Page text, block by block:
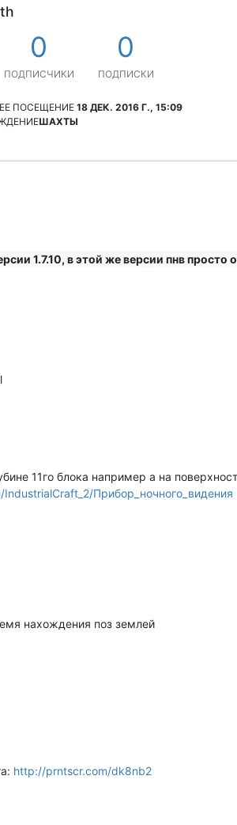
0
ПОДПИСЧИКИ
0
ПОДПИСКИ
ПОСЕЩЕНИЕ 18 ДЕК. 2016 Г., 15:09
ШАХТЫ
1.7.10, в этой же версии пнв просто
11го блока например а на
Прибор_ночного_видения
нахождения поз землей
http://prntscr.com/dk8nb2